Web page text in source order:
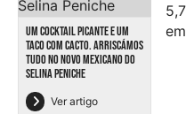
UM COCKTAIL PICANTE E UM
TACO COM CACTO. ARRISCÁMOS
TUDO NO NOVO MEXICANO DO
SELINA PENICHE
Ver artigo